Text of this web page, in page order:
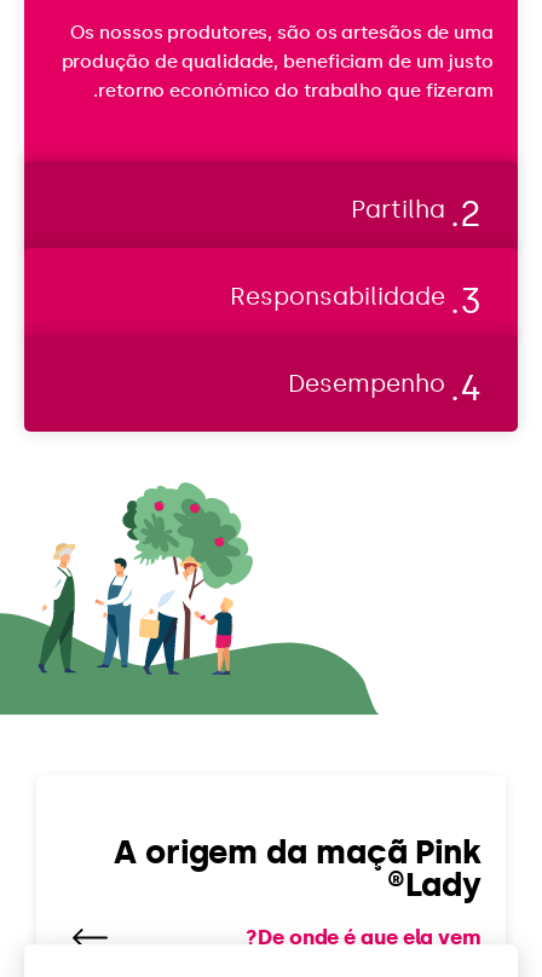
a
Os nossos produtores, são os artesãos de uma
produção de qualidade, beneficiam de um justo
retorno económico do trabalho que fizeram.
Partilha
Responsabilidade
Desempenho
A origem da maçã Pink
Lady®
De onde é que ela vem?